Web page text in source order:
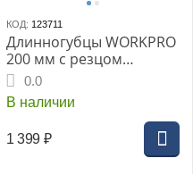
КОД: 123711
Длинногубцы WORKPRO
200 мм с резцом
силовые
0.0
В наличии
1 399 ₽